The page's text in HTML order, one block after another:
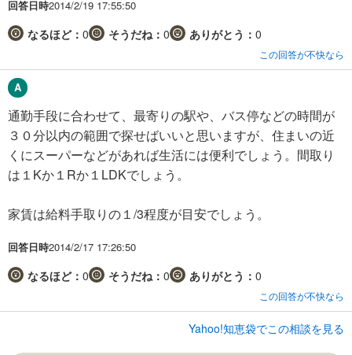
回答日時2014/2/19 17:55:50
なるほど： 0 そうだね： 0 ありがとう： 0
この回答が不快なら
通勤手段に合わせて、最寄りの駅や、バス停などの時間が
３０分以内の範囲で探せばいいと思いますが、住まいの近
くにスーパーなどがあれば生活には便利でしょう。間取り
は１Kか１Rか１LDKでしょう。
家賃は給料手取りの１/3程度が目安でしょう。
回答日時2014/2/17 17:26:50
なるほど： 0 そうだね： 0 ありがとう： 0
この回答が不快なら
Yahoo!知恵袋でこの相談を見る